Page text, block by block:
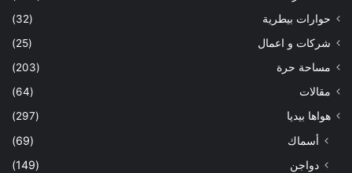
حوارات بيطرية
(32)
شركات و اعمال
(25)
مساحة حرة
(203)
مقالات
(64)
هواها بيديا
(297)
أسماك
(69)
دواجن
(149)